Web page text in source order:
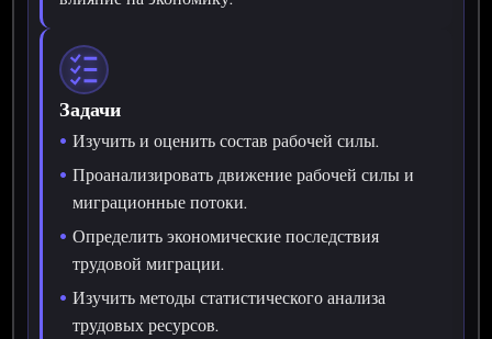
Задачи
Изучить и оценить состав рабочей силы.
Проанализировать движение рабочей силы и
миграционные потоки.
Определить экономические последствия
трудовой миграции.
Изучить методы статистического анализа
трудовых ресурсов.